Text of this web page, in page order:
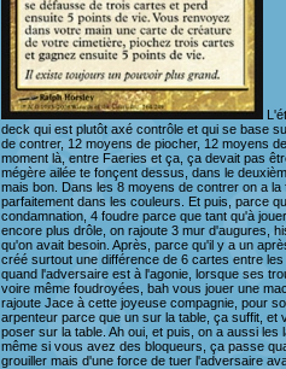
deck qui est plutôt axé contrôle et qui se base
de contrer, 12 moyens de piocher, 12 moyens
moment là, entre Faeries et ça, ça devait pas
mégère ailée te fonçent dessus, dans le
mais bon. Dans les 8 moyens de contrer on a
parfaitement dans les couleurs. Et puis, parce
condamnation, 4 foudre parce que tant qu'à
encore plus drôle, on rajoute 3 mur d'augures,
qu'on avait besoin. Après, parce qu'il y a un
créé surtout une différence de 6 cartes entre
quand l'adversaire est à l'agonie, lorsque ses
voire même foudroyées, bah vous jouer une
rajoute Jace à cette joyeuse compagnie, pour
arpenteur parce que un sur la table, ça suffit, et
poser sur la table. Ah oui, et puis, on a aussi
même si vous avez des bloqueurs, ça passe
grouiller mais d'une force de tuer l'adversaire